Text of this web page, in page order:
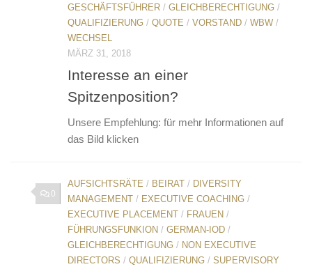
GESCHÄFTSFÜHRER / GLEICHBERECHTIGUNG /
QUALIFIZIERUNG / QUOTE / VORSTAND / WBW /
WECHSEL
MÄRZ 31, 2018
Interesse an einer
Spitzenposition?
Unsere Empfehlung: für mehr Informationen auf
das Bild klicken
0
AUFSICHTSRÄTE / BEIRAT / DIVERSITY
MANAGEMENT / EXECUTIVE COACHING /
EXECUTIVE PLACEMENT / FRAUEN /
FÜHRUNGSFUNKION / GERMAN-IOD /
GLEICHBERECHTIGUNG / NON EXECUTIVE
DIRECTORS / QUALIFIZIERUNG / SUPERVISORY